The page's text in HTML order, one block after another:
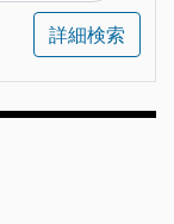
詳細検索